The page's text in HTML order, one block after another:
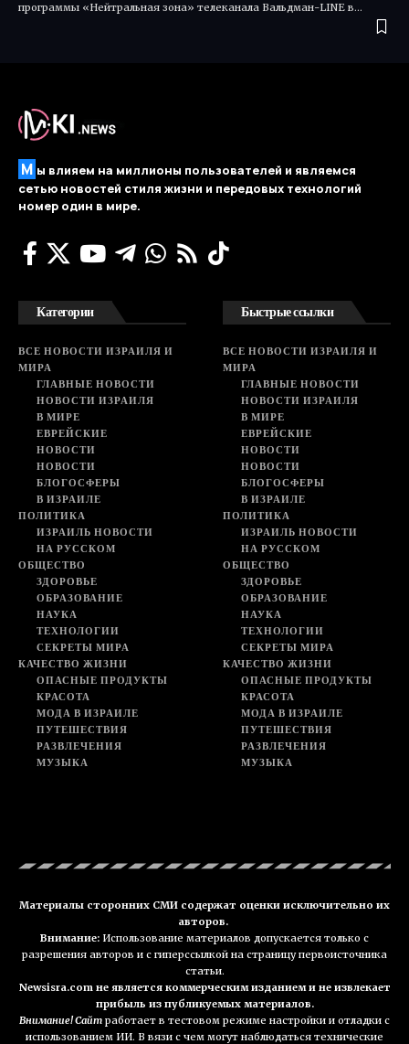
программы «Нейтральная зона» телеканала Вальдман-LINE в…
М ы влияем на миллионы пользователей и являемся
сетью новостей стиля жизни и передовых технологий
номер один в мире.
Категории
ВСЕ НОВОСТИ ИЗРАИЛЯ И
МИРА
ГЛАВНЫЕ НОВОСТИ
НОВОСТИ ИЗРАИЛЯ
В МИРЕ
ЕВРЕЙСКИЕ
НОВОСТИ
НОВОСТИ
БЛОГОСФЕРЫ
В ИЗРАИЛЕ
ПОЛИТИКА
ИЗРАИЛЬ НОВОСТИ
НА РУССКОМ
ОБЩЕСТВО
ЗДОРОВЬЕ
ОБРАЗОВАНИЕ
НАУКА
ТЕХНОЛОГИИ
СЕКРЕТЫ МИРА
КАЧЕСТВО ЖИЗНИ
ОПАСНЫЕ ПРОДУКТЫ
КРАСОТА
МОДА В ИЗРАИЛЕ
ПУТЕШЕСТВИЯ
РАЗВЛЕЧЕНИЯ
МУЗЫКА
Быстрые ссылки
ВСЕ НОВОСТИ ИЗРАИЛЯ И
МИРА
ГЛАВНЫЕ НОВОСТИ
НОВОСТИ ИЗРАИЛЯ
В МИРЕ
ЕВРЕЙСКИЕ
НОВОСТИ
НОВОСТИ
БЛОГОСФЕРЫ
В ИЗРАИЛЕ
ПОЛИТИКА
ИЗРАИЛЬ НОВОСТИ
НА РУССКОМ
ОБЩЕСТВО
ЗДОРОВЬЕ
ОБРАЗОВАНИЕ
НАУКА
ТЕХНОЛОГИИ
СЕКРЕТЫ МИРА
КАЧЕСТВО ЖИЗНИ
ОПАСНЫЕ ПРОДУКТЫ
КРАСОТА
МОДА В ИЗРАИЛЕ
ПУТЕШЕСТВИЯ
РАЗВЛЕЧЕНИЯ
МУЗЫКА
Материалы сторонних СМИ содержат оценки исключительно их
авторов.
Внимание: Использование материалов допускается только с
разрешения авторов и с гиперссылкой на страницу первоисточника
статьи.
Newsisra.com не является коммерческим изданием и не извлекает
прибыль из публикуемых материалов.
Внимание! Сайт работает в тестовом режиме настройки и отладки с
использованием ИИ. В вязи с чем могут наблюдаться технические